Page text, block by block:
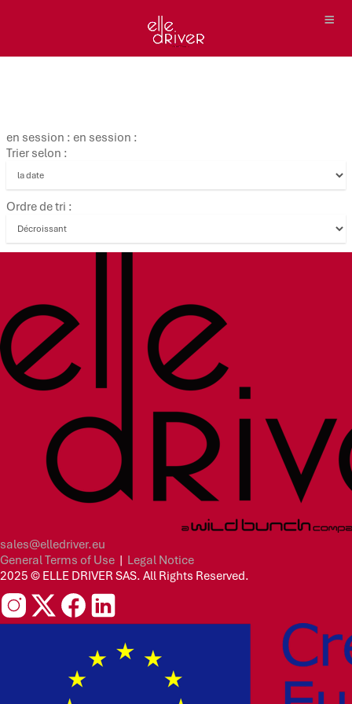
en session : en session :
Trier selon :
Ordre de tri :
sales@elledriver.eu
General Terms of Use | Legal Notice
2025 © ELLE DRIVER SAS. All Rights Reserved.